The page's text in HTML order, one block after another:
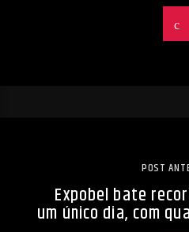
POST
Expobel bate
um único dia, com